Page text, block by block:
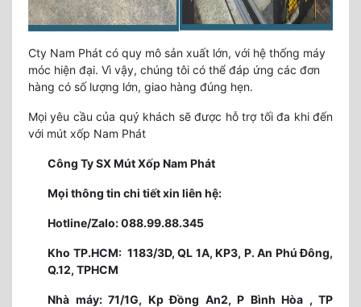
Cty Nam Phát có quy mô sản xuất lớn, với hệ thống máy
móc hiện đại. Vì vậy, chúng tôi có thể đáp ứng các đơn
hàng có số lượng lớn, giao hàng đúng hẹn.
Mọi yêu cầu của quý khách sẽ được hỗ trợ tối đa khi đến
với mút xốp Nam Phát
Công Ty SX Mút Xốp Nam Phát
Mọi thông tin chi tiết xin liên hệ:
Hotline/Zalo: 088.99.88.345
Kho TP.HCM: 1183/3D, QL 1A, KP3, P. An Phú Đông,
Q.12, TPHCM
Nhà máy: 71/1G, Kp Đồng An2, P Bình Hòa , TP